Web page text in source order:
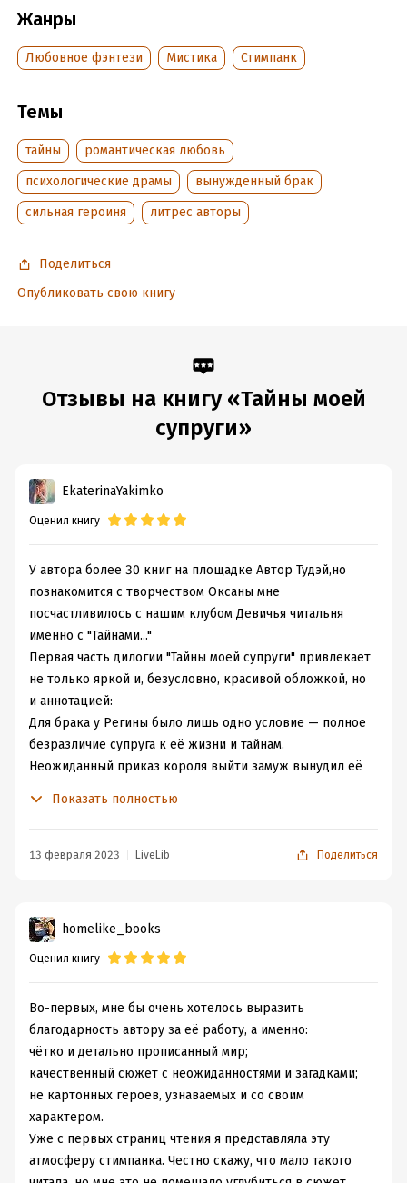
золотым повесой. Казалось бы, человеку с его репутацией
житьё в качестве делового партнёра придётся как раз по
душе! Вот только она не учла, что Тристан решит разгадать
Подробная информация
Дата написания:24 октября 2022
Объем:741840
Год издания:2024
Время на чтение:
Жанры
Любовное фэнтези Мистика Стимпанк
Темы
тайны
романтическая любовь
психологические драмы
вынужденный брак
сильная героиня
литрес авторы
Поделиться
Опубликовать свою книгу
Отзывы на книгу «Тайны моей
супруги»
EkaterinaYakimko
Оценил книгу
У автора более 30 книг на площадке Автор Тудэй,но
познакомится с творчеством Оксаны мне
посчастливилось с нашим клубом Девичья читальня
именно с "Тайнами..."
Первая часть дилогии "Тайны моей супруги" привлекает
не только яркой и, безусловно, красивой обложкой, но
и аннотацией:
Для брака у Регины было лишь одно условие — полное
безразличие супруга к её жизни и тайнам.
Неожиданный приказ короля выйти замуж вынудил её
придётся как раз по душе! Вот только не учла Регина,
Главная героиня Регина Аско-льд наследница сильного
и древнего рода, в крови которых течет дар
металиранов и обязана родить наследников...
аристократического строя.
Вот только сама женщина совсем уж необычная.
Она жаждет свободы.
Чтобы осуществить свои планы, она и выходит замуж
за Тристана Дельт-гора.
Единственное, чего не учла Регина, это чувств,которые
не подчиняются разуму.
Тристана настолько заинтересовала его фиктивная
Показать полностью
13 февраля 2023 LiveLib Поделиться
homelike_books
Оценил книгу
Во-первых, мне бы очень хотелось выразить
благодарность автору за её работу, а именно:
чётко и детально прописанный мир;
качественный сюжет с неожиданностями и загадками;
не картонных героев, узнаваемых и со своим
характером.
Уже с первых страниц чтения я представляла эту
атмосферу стимпанка. Честно скажу, что мало такого